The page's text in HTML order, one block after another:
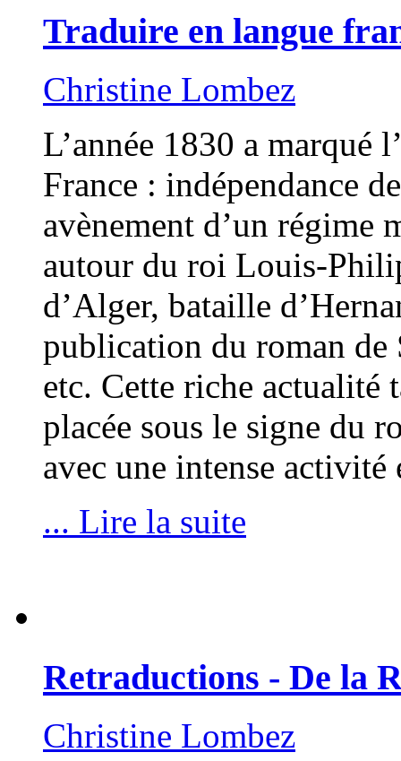
Traduire en langue
Christine Lombez
L’année 1830 a marqué
France : indépendance
avènement d’un régime
autour du roi Louis-
d’Alger, bataille
publication du roman de
etc. Cette riche
placée sous le signe du
avec une intense
... Lire la suite
Retraductions - De la
Christine Lombez